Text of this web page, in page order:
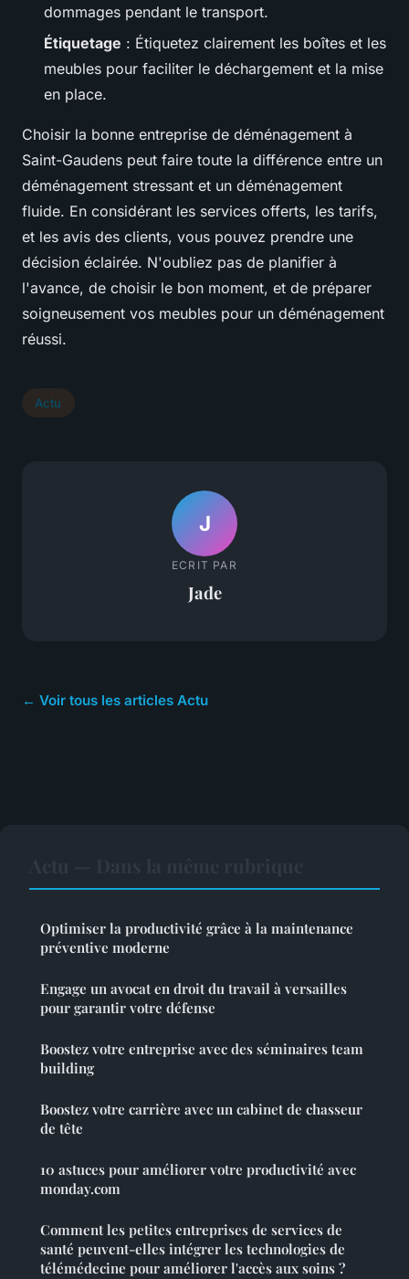
dommages pendant le transport.
Étiquetage : Étiquetez clairement les boîtes et les
meubles pour faciliter le déchargement et la mise
en place.
Choisir la bonne entreprise de déménagement à
Saint-Gaudens peut faire toute la différence entre un
déménagement stressant et un déménagement
fluide. En considérant les services offerts, les tarifs,
et les avis des clients, vous pouvez prendre une
décision éclairée. N'oubliez pas de planifier à
l'avance, de choisir le bon moment, et de préparer
soigneusement vos meubles pour un déménagement
réussi.
Actu
J
ECRIT PAR
Jade
← Voir tous les articles Actu
Optimiser la productivité grâce à la maintenance
préventive moderne
Engage un avocat en droit du travail à versailles
pour garantir votre défense
Boostez votre entreprise avec des séminaires team
building
Boostez votre carrière avec un cabinet de chasseur
de tête
10 astuces pour améliorer votre productivité avec
monday.com
Comment les petites entreprises de services de
santé peuvent-elles intégrer les technologies de
télémédecine pour améliorer l'accès aux soins ?